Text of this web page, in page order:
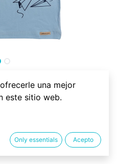
algodón
talla 128
azul, con ilustración de
frontal lateral. De
una mejor
este sitio web.
Only essentials Acepto